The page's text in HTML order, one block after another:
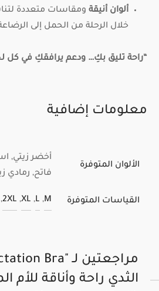
ألوان أنيقةومقاسات متعددة
خلال الرحلة من الحمل إلى
“راحة تليق بكِ… ودعم يرافقكِ في كل
معلومات إضافية
الألوان المتوفرة
أخضر زيتي,
فاتح, رمادي
القياسات المتوفرة M
,
L
,
XL
,
2XL
,
مراجعتين لـ
الثدي راحة وأناقة للأم